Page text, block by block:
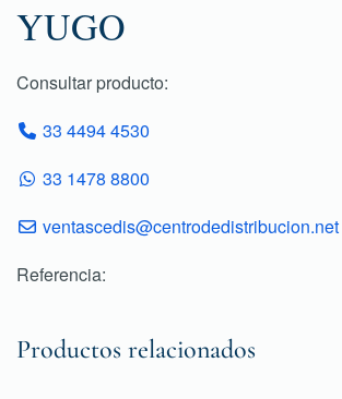
YUGO
Consultar producto:
33 4494 4530
33 1478 8800
ventascedis@centrodedistribucion.net
Referencia:
Productos relacionados